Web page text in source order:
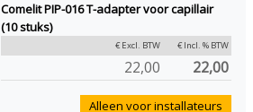
Comelit PIP-016 T-adapter voor capillair
(10 stuks)
€ Excl. BTW € Incl. % BTW
22,00 22,00
Alleen voor installateurs